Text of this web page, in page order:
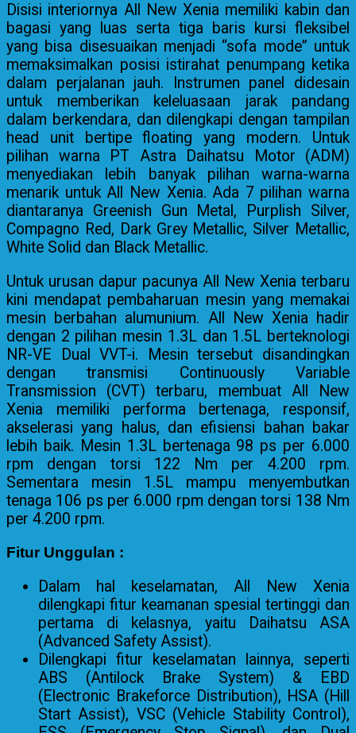
Disisi interiornya All New Xenia memiliki kabin dan
bagasi yang luas serta tiga baris kursi fleksibel
yang bisa disesuaikan menjadi “sofa mode” untuk
memaksimalkan posisi istirahat penumpang ketika
dalam perjalanan jauh. Instrumen panel didesain
untuk memberikan keleluasaan jarak pandang
dalam berkendara, dan dilengkapi dengan tampilan
head unit bertipe floating yang modern. Untuk
pilihan warna PT Astra Daihatsu Motor (ADM)
menyediakan lebih banyak pilihan warna-warna
menarik untuk All New Xenia. Ada 7 pilihan warna
diantaranya Greenish Gun Metal, Purplish Silver,
Compagno Red, Dark Grey Metallic, Silver Metallic,
White Solid dan Black Metallic.
Untuk urusan dapur pacunya All New Xenia terbaru
kini mendapat pembaharuan mesin yang memakai
mesin berbahan alumunium. All New Xenia hadir
dengan 2 pilihan mesin 1.3L dan 1.5L berteknologi
NR-VE Dual VVT-i. Mesin tersebut disandingkan
dengan transmisi Continuously Variable
Transmission (CVT) terbaru, membuat All New
Xenia memiliki performa bertenaga, responsif,
akselerasi yang halus, dan efisiensi bahan bakar
lebih baik. Mesin 1.3L bertenaga 98 ps per 6.000
rpm dengan torsi 122 Nm per 4.200 rpm.
Sementara mesin 1.5L mampu menyembutkan
tenaga 106 ps per 6.000 rpm dengan torsi 138 Nm
per 4.200 rpm.
Fitur Unggulan :
Dalam hal keselamatan, All New Xenia
dilengkapi fitur keamanan spesial tertinggi dan
pertama di kelasnya, yaitu Daihatsu ASA
(Advanced Safety Assist).
Dilengkapi fitur keselamatan lainnya, seperti
ABS (Antilock Brake System) & EBD
(Electronic Brakeforce Distribution), HSA (Hill
Start Assist), VSC (Vehicle Stability Control),